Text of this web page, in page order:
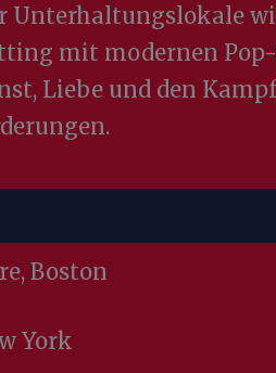
Unterhaltungslokale
mit modernen Pop-
Liebe und den
Boston
York